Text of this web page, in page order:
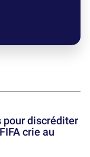
pour discréditer
crie au